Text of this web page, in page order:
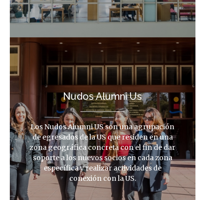
Nudos Alumni Us
Los Nudos Alumni US son una agrupación
de egresados de la US que residen en una
zona geográfica concreta con el fin de dar
soporte a los nuevos socios en cada zona
específica y realizar actividades de
conexión con la US.